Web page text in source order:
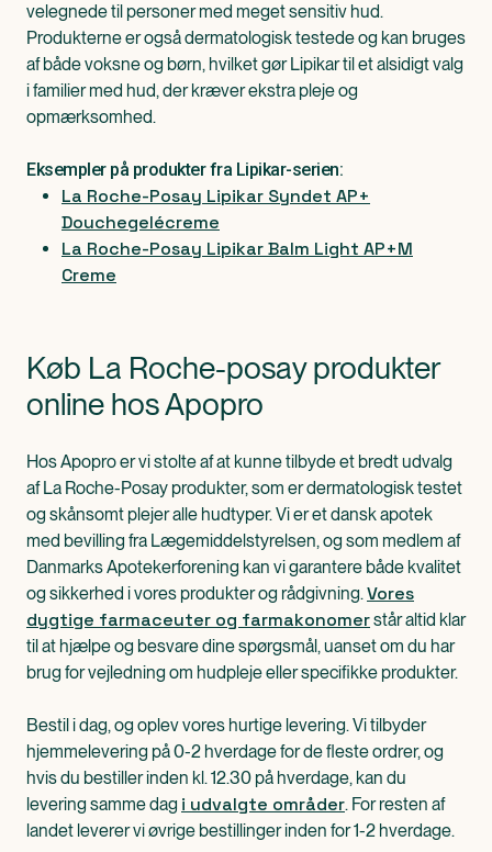
velegnede til personer med meget sensitiv hud.
Produkterne er også dermatologisk testede og kan bruges
af både voksne og børn, hvilket gør Lipikar til et alsidigt valg
i familier med hud, der kræver ekstra pleje og
opmærksomhed.
Eksempler på produkter fra Lipikar-serien:
La Roche-Posay Lipikar Syndet AP+
Douchegelécreme
La Roche-Posay Lipikar Balm Light AP+M
Creme
Køb La Roche-posay produkter
online hos Apopro
Hos Apopro er vi stolte af at kunne tilbyde et bredt udvalg
af La Roche-Posay produkter, som er dermatologisk testet
og skånsomt plejer alle hudtyper. Vi er et dansk apotek
med bevilling fra Lægemiddelstyrelsen, og som medlem af
Danmarks Apotekerforening kan vi garantere både kvalitet
og sikkerhed i vores produkter og rådgivning.Vores
dygtige farmaceuter og farmakonomerstår altid klar
til at hjælpe og besvare dine spørgsmål, uanset om du har
brug for vejledning om hudpleje eller specifikke produkter.
Bestil i dag, og oplev vores hurtige levering. Vi tilbyder
hjemmelevering på 0-2 hverdage for de fleste ordrer, og
hvis du bestiller inden kl. 12.30 på hverdage, kan du
levering samme dag i udvalgte områder. For resten af
landet leverer vi øvrige bestillinger inden for 1-2 hverdage.